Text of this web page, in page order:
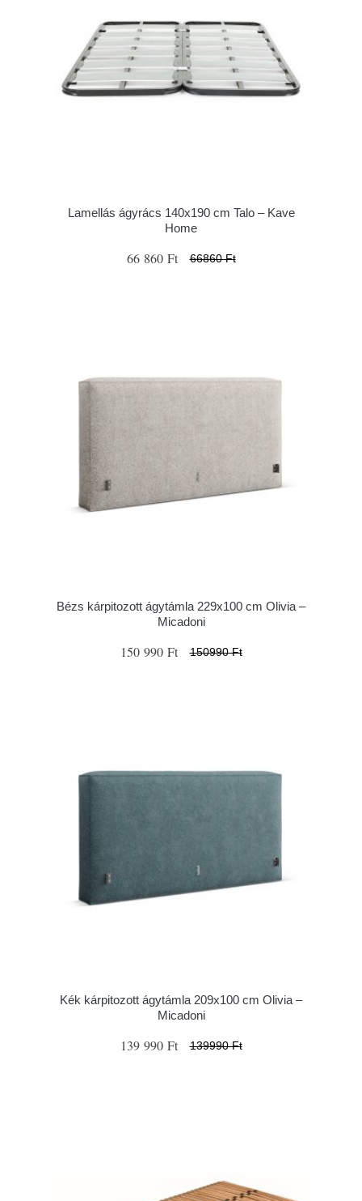
Lamellás ágyrács 140x190 cm Talo – Kave
Home
66 860 Ft 66860 Ft
Bézs kárpitozott ágytámla 229x100 cm Olivia –
Micadoni
150 990 Ft 150990 Ft
Kék kárpitozott ágytámla 209x100 cm Olivia –
Micadoni
139 990 Ft 139990 Ft